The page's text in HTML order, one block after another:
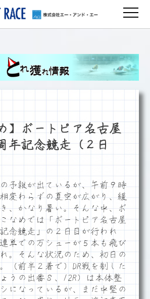
】ボートピア名古屋
年記念競走（２日
予報が出ているが、午前９時
変わらずの夏空が広がり、緩
、かなり暑い。そんな中、ボ
なめでは「ボートピア名古屋
念競走」の２日目が行われ
単での万シューが５本も飛び
。そんな状況のため、初日の
（前半２着で）DR戦を制した
うの出番８、12R）は本体整
になっているが、まだ中堅の